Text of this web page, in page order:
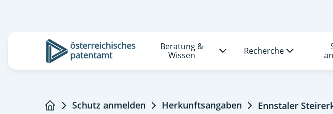
Logo
Beratung &
Wissen
Recherche
Schutz anmelden Herkunftsangaben Ennstaler